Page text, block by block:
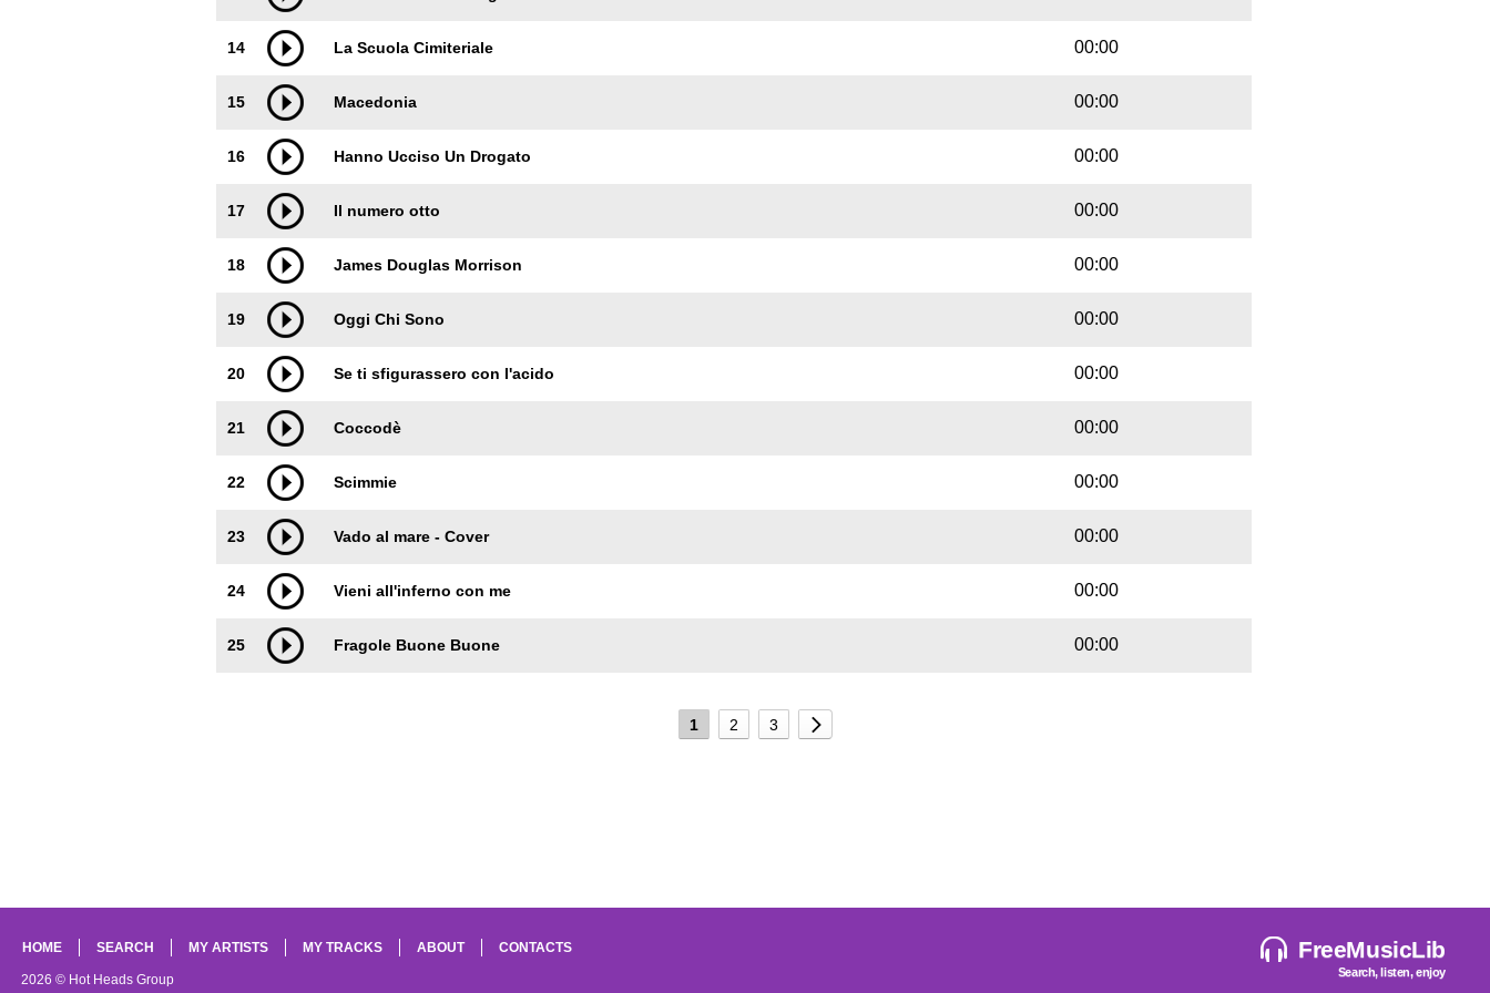
14 La Scuola Cimiteriale 00:00
15 Macedonia 00:00
16 Hanno Ucciso Un Drogato 00:00
17 Il numero otto 00:00
18 James Douglas Morrison 00:00
19 Oggi Chi Sono 00:00
20 Se ti sfigurassero con l'acido 00:00
21 Coccodè 00:00
22 Scimmie 00:00
23 Vado al mare - Cover 00:00
24 Vieni all'inferno con me 00:00
25 Fragole Buone Buone 00:00
1 2 3
FreeMusicLib
Search, listen, enjoy
HOME SEARCH MY ARTISTS MY TRACKS ABOUT CONTACTS
2026 © Hot Heads Group